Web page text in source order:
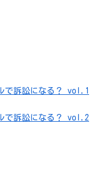
で訴訟になる？ vol.1
で訴訟になる？ vol.2